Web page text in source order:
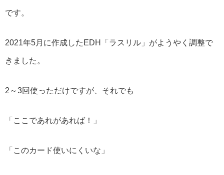
です。
2021年5月に作成したEDH「ラスリル」がようやく調整で
きました。
2～3回使っただけですが、それでも
「ここであれがあれば！」
「このカード使いにくいな」